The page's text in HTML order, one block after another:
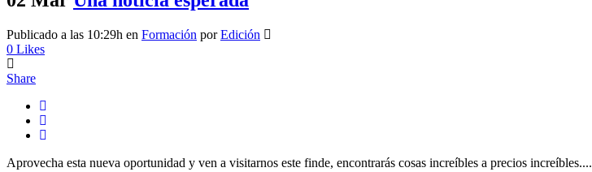
Publicado a las 10:29h en Formación porEdición
0 Likes
Share
Aprovecha esta nueva oportunidad y ven a visitarnos este finde, encontrarás cosas increíbles a precios increíbles....